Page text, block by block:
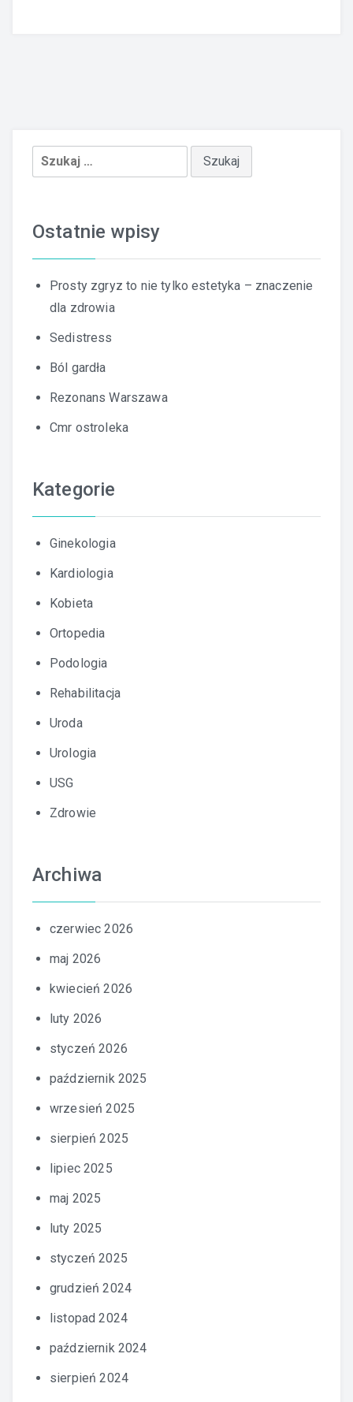
Szukaj:
Ostatnie wpisy
Prosty zgryz to nie tylko estetyka – znaczenie
dla zdrowia
Sedistress
Ból gardła
Rezonans Warszawa
Cmr ostroleka
Kategorie
Ginekologia
Kardiologia
Kobieta
Ortopedia
Podologia
Rehabilitacja
Uroda
Urologia
USG
Zdrowie
Archiwa
czerwiec 2026
maj 2026
kwiecień 2026
luty 2026
styczeń 2026
październik 2025
wrzesień 2025
sierpień 2025
lipiec 2025
maj 2025
luty 2025
styczeń 2025
grudzień 2024
listopad 2024
październik 2024
sierpień 2024